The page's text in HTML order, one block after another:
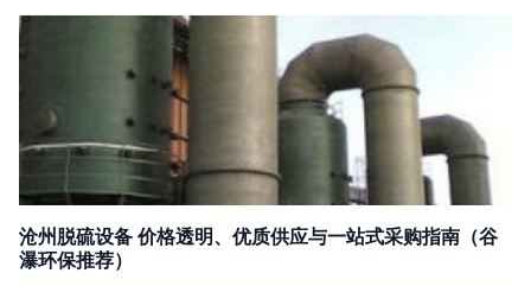
沧州脱硫设备 价格透明、优质供应与一站式采购指南（谷
瀑环保推荐）